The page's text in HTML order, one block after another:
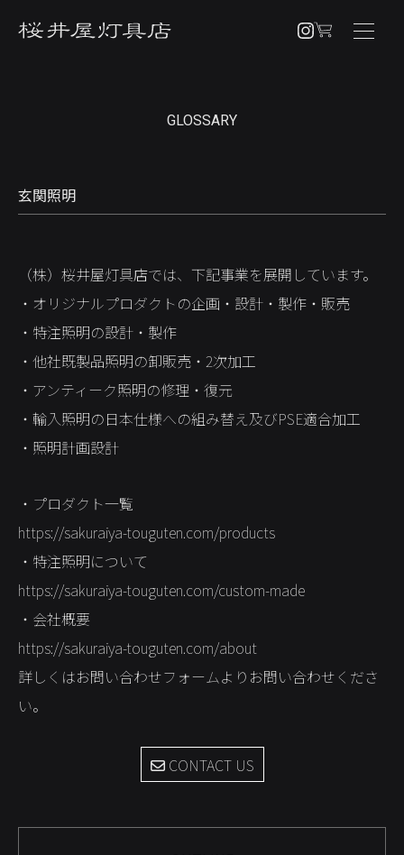
PENDANT
BRACKET
OTHERS
CUSTOM ORDER
ABOUT
SHOPPING GUIDE
STORES
GLOSSARY
玄関照明
（株）桜井屋灯具店では、下記事業を展開しています。
・オリジナルプロダクトの企画・設計・製作・販売
・特注照明の設計・製作
・他社既製品照明の卸販売・2次加工
・アンティーク照明の修理・復元
・輸入照明の日本仕様への組み替え及びPSE適合加工
・照明計画設計
・プロダクト一覧
https://sakuraiya-touguten.com/products
・特注照明について
https://sakuraiya-touguten.com/custom-made
・会社概要
https://sakuraiya-touguten.com/about
詳しくはお問い合わせフォームよりお問い合わせくださ
い。
CONTACT US